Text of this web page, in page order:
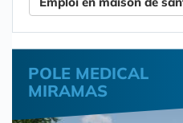
POLE MEDICAL
MIRAMAS